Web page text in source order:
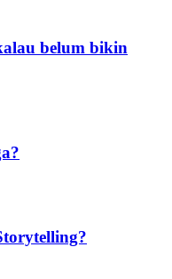
belum bikin